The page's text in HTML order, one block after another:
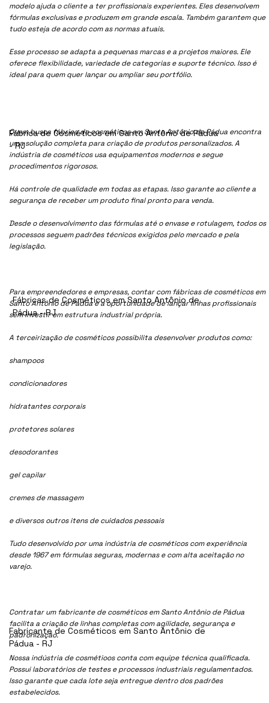
modelo ajuda o cliente a ter profissionais experientes. Eles desenvolvem
fórmulas exclusivas e produzem em grande escala. Também garantem que
tudo esteja de acordo com as normas atuais.
Esse processo se adapta a pequenas marcas e a projetos maiores. Ele
oferece flexibilidade, variedade de categorias e suporte técnico. Isso é
ideal para quem quer lançar ou ampliar seu portfólio.
Quem busca fábrica de cosméticos em Santo Antônio de Pádua encontra
uma solução completa para criação de produtos personalizados. A
indústria de cosméticos usa equipamentos modernos e segue
procedimentos rigorosos.
Há controle de qualidade em todas as etapas. Isso garante ao cliente a
segurança de receber um produto final pronto para venda.
Desde o desenvolvimento das fórmulas até o envase e rotulagem, todos os
processos seguem padrões técnicos exigidos pelo mercado e pela
legislação.
Para empreendedores e empresas, contar com fábricas de cosméticos em
Santo Antônio de Pádua é a oportunidade de lançar linhas profissionais
sem investir em estrutura industrial própria.
A terceirização de cosméticos possibilita desenvolver produtos como:
shampoos
condicionadores
hidratantes corporais
protetores solares
desodorantes
gel capilar
cremes de massagem
e diversos outros itens de cuidados pessoais
Tudo desenvolvido por uma indústria de cosméticos com experiência
desde 1967 em fórmulas seguras, modernas e com alta aceitação no
varejo.
Contratar um fabricante de cosméticos em Santo Antônio de Pádua
facilita a criação de linhas completas com agilidade, segurança e
padronização.
Nossa indústria de cosmétioos conta com equipe técnica qualificada.
Possui laboratórios de testes e processos industriais regulamentados.
Isso garante que cada lote seja entregue dentro dos padrões
estabelecidos.
Fábrica de Cosméticos em Santo Antônio de Pádua
- RJ
Fábricas de Cosméticos em Santo Antônio de
Pádua - RJ
Fabricante de Cosméticos em Santo Antônio de
Pádua - RJ